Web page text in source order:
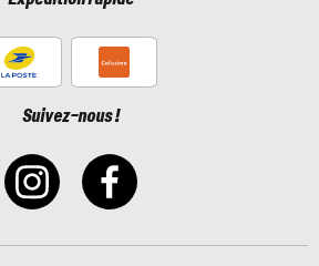
Suivez-nous !